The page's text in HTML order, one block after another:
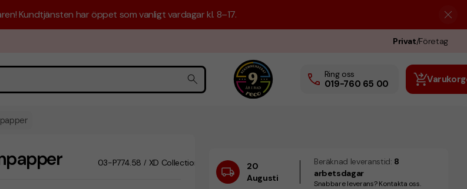
Kundtjänsten har öppet som vanligt vardagar kl. 8–17.
Privat/Företag
Ring oss
019-760 65 00
03-P774.58 / XD Collection
20
Augusti
Beräknad leveranstid: 8
arbetsdagar
Snabbare leverans? Kontakta oss.